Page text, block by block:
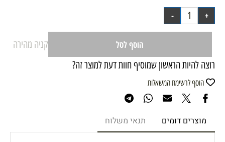
הוסף לסל
קניה מהירה
רוצה להיות הראשון שמוסיף חוות דעת למוצר זה?
הוסף לרשימת המשאלות
מוצרים דומים תנאי משלוח